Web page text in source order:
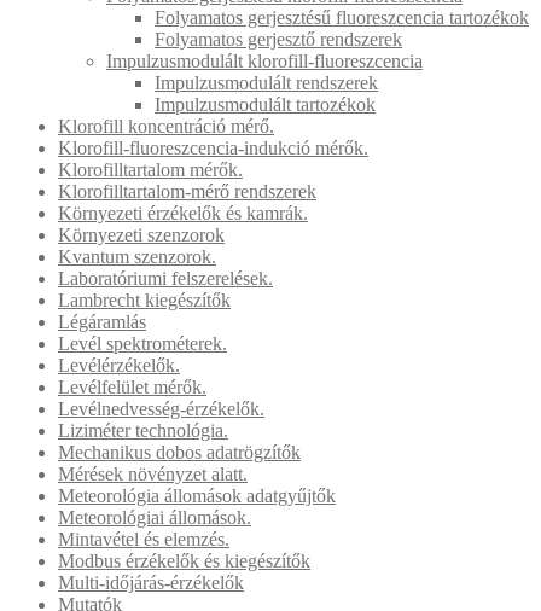
Folyamatos gerjesztésű fluoreszcencia tartozékok
Folyamatos gerjesztő rendszerek
Impulzusmodulált klorofill-fluoreszcencia
Impulzusmodulált rendszerek
Impulzusmodulált tartozékok
Klorofill koncentráció mérő.
Klorofill-fluoreszcencia-indukció mérők.
Klorofilltartalom mérők.
Klorofilltartalom-mérő rendszerek
Környezeti érzékelők és kamrák.
Környezeti szenzorok
Kvantum szenzorok.
Laboratóriumi felszerelések.
Lambrecht kiegészítők
Légáramlás
Levél spektrométerek.
Levélérzékelők.
Levélfelület mérők.
Levélnedvesség-érzékelők.
Liziméter technológia.
Mechanikus dobos adatrögzítők
Mérések növényzet alatt.
Meteorológia állomások adatgyűjtők
Meteorológiai állomások.
Mintavétel és elemzés.
Modbus érzékelők és kiegészítők
Multi-időjárás-érzékelők
Mutatók